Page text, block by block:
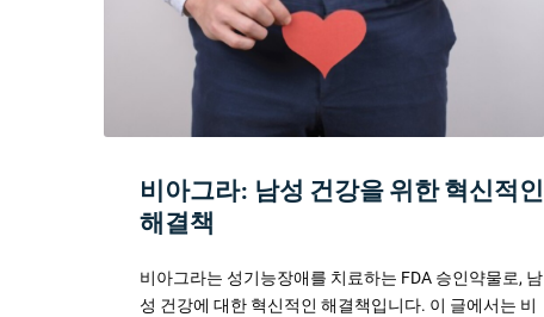
비아그라: 남성 건강을 위한 혁신적인
해결책
비아그라는 성기능장애를 치료하는 FDA 승인약물로, 남
성 건강에 대한 혁신적인 해결책입니다. 이 글에서는 비